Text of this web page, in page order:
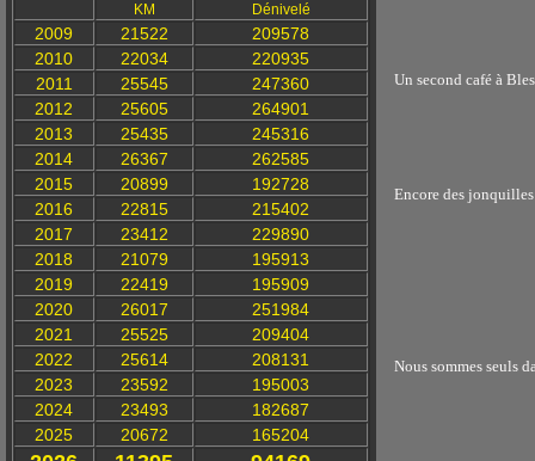
KM Dénivelé
2009 21522
209578
2010
22034
220935
2011
25545
247360
2012
25605
264901
2013
25435
245316
2014
26367
262585
2015
20899
192728
2016
22815
215402
2017
23412
229890
2018
21079
195913
2019
22419
195909
2020
26017
251984
2021
25525
209404
2022
25614
208131
2023
23592
195003
2024
23493
182687
2025
20672 165204
Un second café à
Encore des
Nous sommes seuls